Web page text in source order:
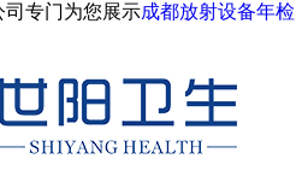
司专门为您展示成都放射设备年检